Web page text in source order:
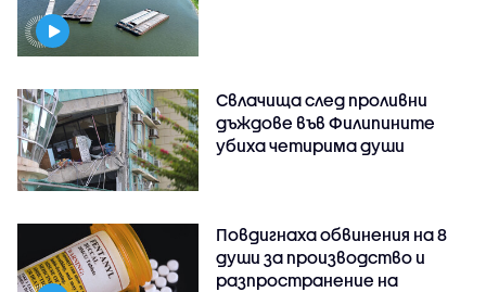
Свлачища след проливни
дъждове във Филипините
убиха четирима души
Повдигнаха обвинения на 8
души за производство и
разпространение на